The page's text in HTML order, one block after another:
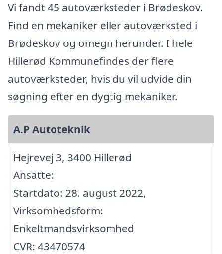
Vi fandt 45 autoværksteder i Brødeskov.
Find en mekaniker eller autoværksted i
Brødeskov og omegn herunder. I hele
Hillerød Kommunefindes der flere
autoværksteder, hvis du vil udvide din
søgning efter en dygtig mekaniker.
A.P Autoteknik
Hejrevej 3, 3400 Hillerød
Ansatte:
Startdato: 28. august 2022,
Virksomhedsform:
Enkeltmandsvirksomhed
CVR: 43470574